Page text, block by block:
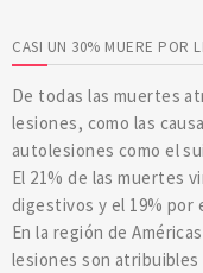
CASI UN 30% MUERE POR
De todas las muertes
lesiones, como las
autolesiones como el
El 21% de las muertes
digestivos y el 19% por
En la región de
lesiones son atribuibles